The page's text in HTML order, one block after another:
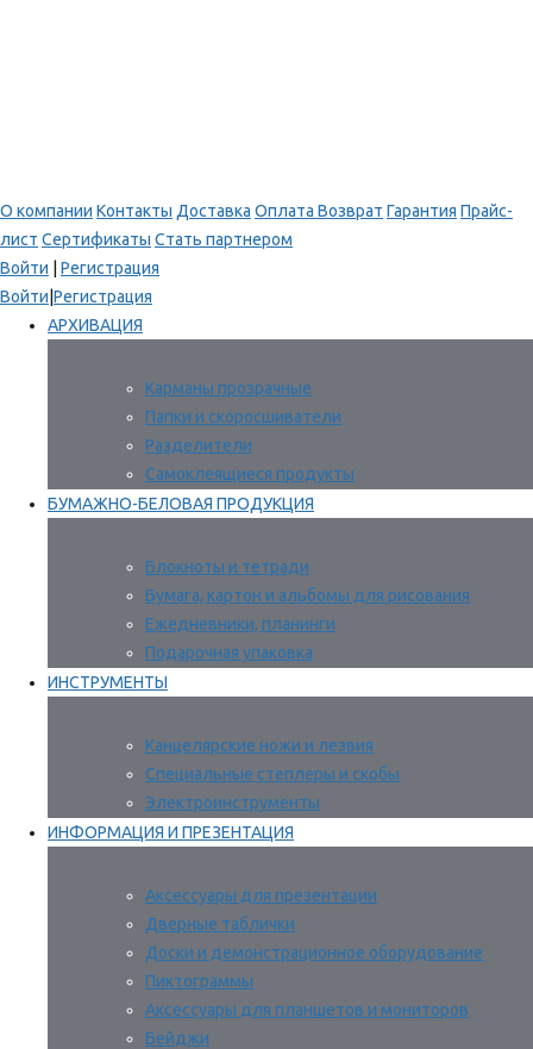
О компании Контакты Доставка Оплата Возврат Гарантия Прайс-
лист Сертификаты Стать партнером
Войти
Регистрация
Войти Регистрация
АРХИВАЦИЯ
Карманы прозрачные
Папки и скоросшиватели
Разделители
Самоклеящиеся продукты
БУМАЖНО-БЕЛОВАЯ ПРОДУКЦИЯ
Блокноты и тетради
Бумага, картон и альбомы для рисования
Ежедневники, планинги
Подарочная упаковка
ИНСТРУМЕНТЫ
Канцелярские ножи и лезвия
Специальные степлеры и скобы
Электроинструменты
ИНФОРМАЦИЯ И ПРЕЗЕНТАЦИЯ
Аксессуары для презентации
Дверные таблички
Доски и демонстрационное оборудование
Пиктограммы
Аксессуары для планшетов и мониторов
Бейджи